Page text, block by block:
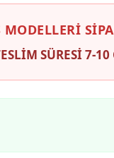
SÜRESİ 7-